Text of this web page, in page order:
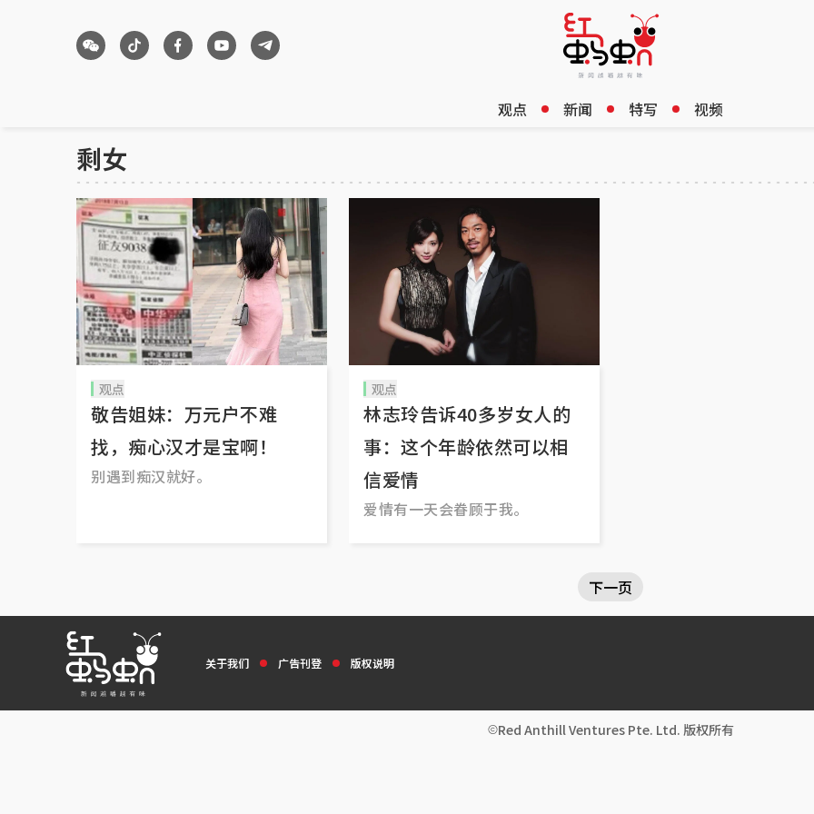
观点 新闻 特写 视频
剩女
观点
敬告姐妹：万元户不难
找，痴心汉才是宝啊！
别遇到痴汉就好。
观点
林志玲告诉40多岁女人的
事：这个年龄依然可以相
信爱情
爱情有一天会眷顾于我。
下一页
关于我们 广告刊登 版权说明
Red Anthill Ventures Pte. Ltd. 版权所有